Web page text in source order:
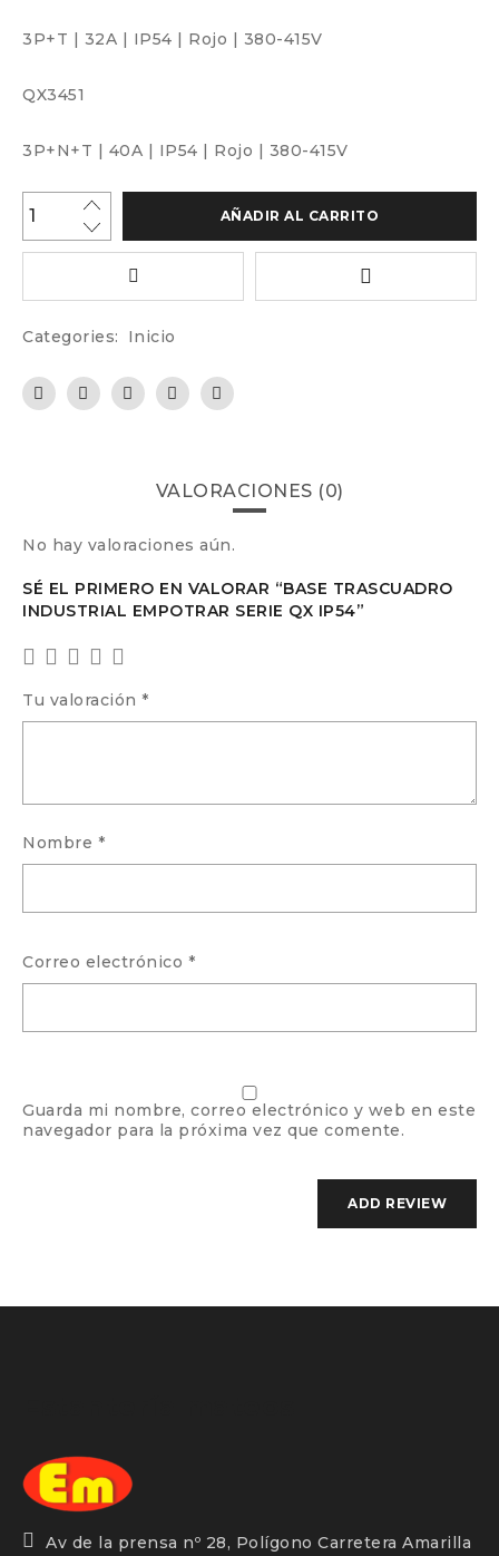
3P+T | 32A | IP54 | Rojo | 380-415V
QX3451
3P+N+T | 40A | IP54 | Rojo | 380-415V
AÑADIR AL CARRITO
Categories: Inicio
VALORACIONES (0)
No hay valoraciones aún.
SÉ EL PRIMERO EN VALORAR “BASE TRASCUADRO
INDUSTRIAL EMPOTRAR SERIE QX IP54”
Tu valoración *
Nombre *
Correo electrónico *
Guarda mi nombre, correo electrónico y web en este
navegador para la próxima vez que comente.
Av de la prensa nº 28, Polígono Carretera Amarilla